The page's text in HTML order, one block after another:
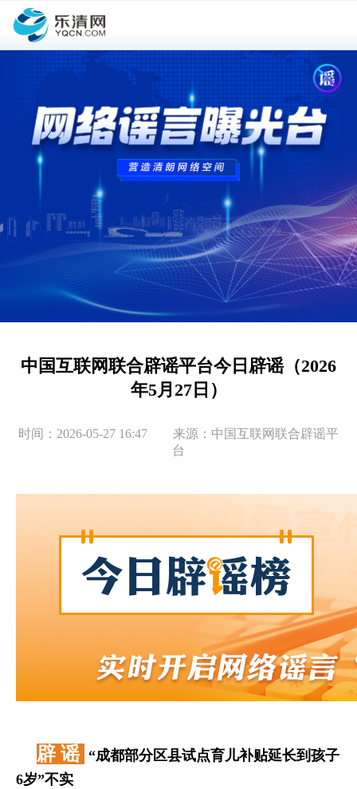
中国互联网联合辟谣平台今日辟谣（2026
年5月27日）
时间：2026-05-27 16:47 来源：中国互联网联合辟谣平
台
辟 谣 “成都部分区县试点育儿补贴延长到孩子
6岁”不实